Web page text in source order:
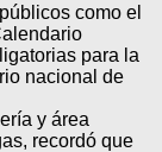
como el
para la
nacional de
y área
recordó que